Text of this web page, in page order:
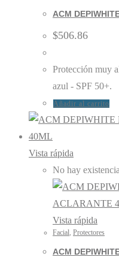
ACM
$506.86
Protección muy
azul - SPF 50+.
Añadir al carrito
Vista rápida
No hay
Vista rápida
Facial, Protectores
ACM